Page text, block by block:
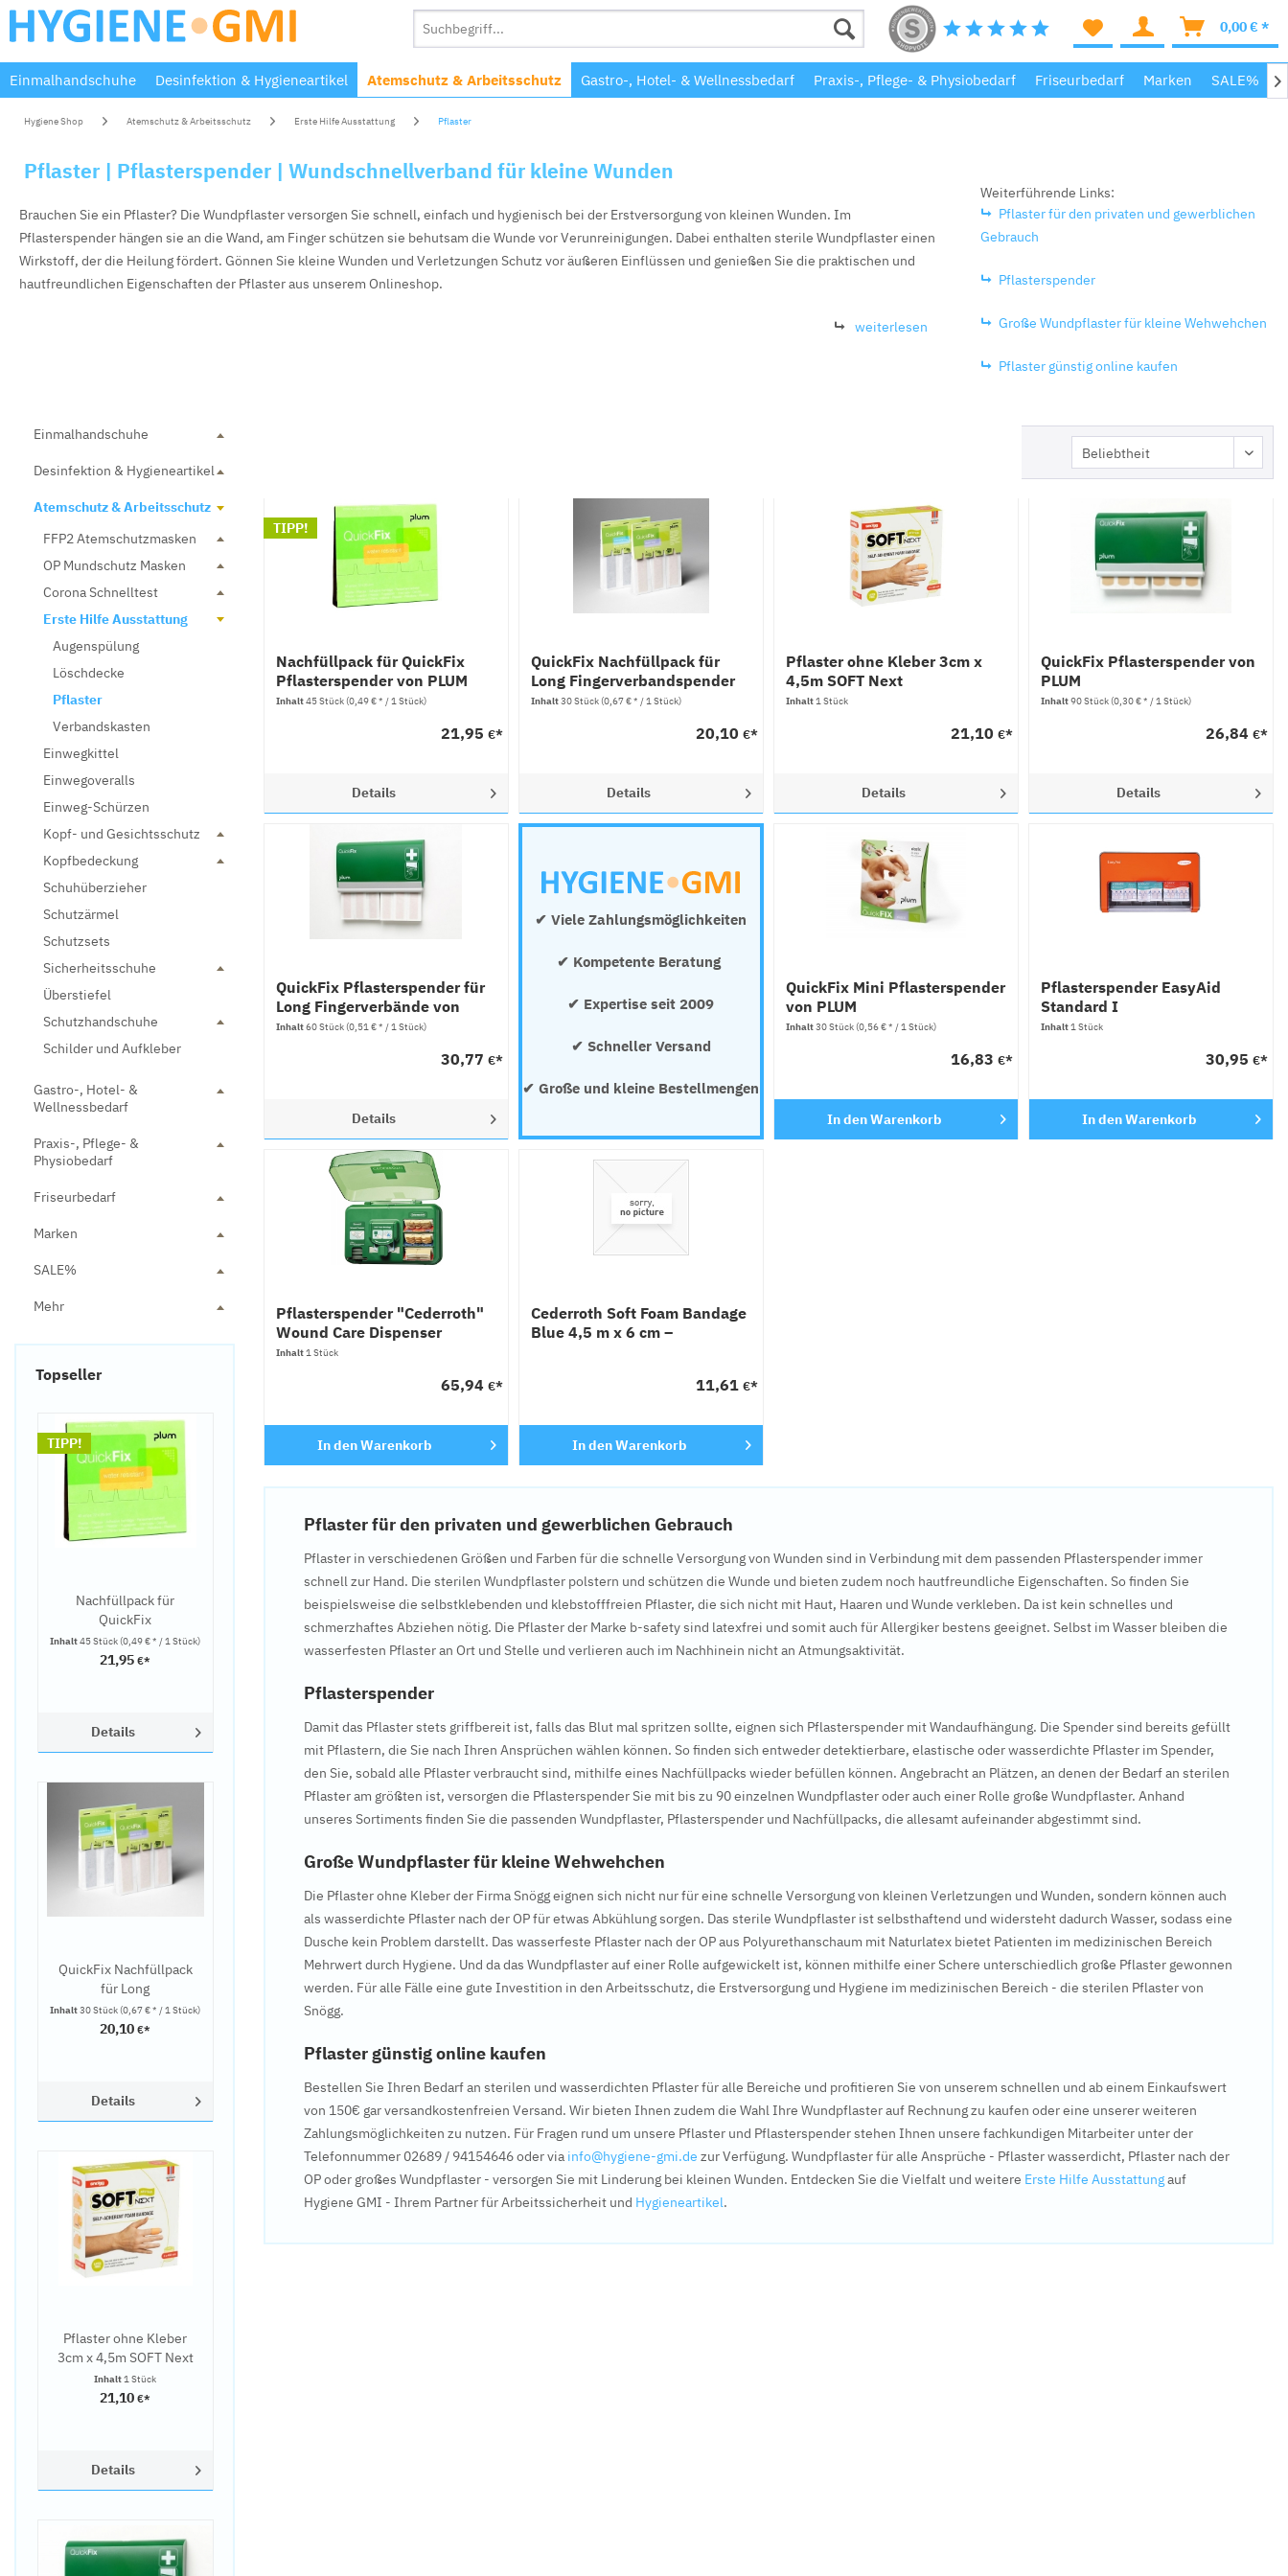
0,00 € *
Einmalhandschuhe Desinfektion & Hygieneartikel Atemschutz & Arbeitsschutz Gastro-, Hotel- & Wellnessbedarf Praxis-, Pflege- & Physiobedarf Friseurbedarf Marken SALE% 
Hygiene Shop Atemschutz & Arbeitsschutz Erste Hilfe Ausstattung Pflaster
Pflaster | Pflasterspender | Wundschnellverband für kleine Wunden
Brauchen Sie ein Pflaster? Die Wundpflaster versorgen Sie schnell, einfach und hygienisch bei der Erstversorgung von kleinen Wunden. Im
Pflasterspender hängen sie an die Wand, am Finger schützen sie behutsam die Wunde vor Verunreinigungen. Dabei enthalten sterile Wundpflaster einen
Wirkstoff, der die Heilung fördert. Gönnen Sie kleine Wunden und Verletzungen Schutz vor äußeren Einflüssen und genießen Sie die praktischen und
hautfreundlichen Eigenschaften der Pflaster aus unserem Onlineshop.
weiterlesen
Weiterführende Links:
Pflaster für den privaten und gewerblichen
Gebrauch
Pflasterspender
Große Wundpflaster für kleine Wehwehchen
Pflaster günstig online kaufen
Einmalhandschuhe
Desinfektion & Hygieneartikel
Atemschutz & Arbeitsschutz
FFP2 Atemschutzmasken
OP Mundschutz Masken
Corona Schnelltest
Erste Hilfe Ausstattung
Augenspülung
Löschdecke
Pflaster
Verbandskasten
Einwegkittel
Einwegoveralls
Einweg-Schürzen
Kopf- und Gesichtsschutz
Kopfbedeckung
Schuhüberzieher
Schutzärmel
Schutzsets
Sicherheitsschuhe
Überstiefel
Schutzhandschuhe
Schilder und Aufkleber
Gastro-, Hotel- &
Wellnessbedarf
Praxis-, Pflege- &
Physiobedarf
Friseurbedarf
Marken
SALE%
Mehr
Topseller
TIPP!
Nachfüllpack für
QuickFix
Pflasterspender von
PLUM
Inhalt45 Stück(0,49 € * / 1 Stück)
21,95€*
Details
QuickFix Nachfüllpack
für Long
Fingerverbandspender
von PLUM
Inhalt30 Stück(0,67 € * / 1 Stück)
20,10€*
Details
Pflaster ohne Kleber
3cm x 4,5m SOFT Next
Inhalt1 Stück
21,10€*
Details
TIPP!
Nachfüllpack für QuickFix
Pflasterspender von PLUM
Inhalt45 Stück(0,49 € * / 1 Stück)
21,95 €*
Details
QuickFix Nachfüllpack für
Long Fingerverbandspender
von PLUM
Inhalt30 Stück(0,67 € * / 1 Stück)
20,10 €*
Details
Pflaster ohne Kleber 3cm x
4,5m SOFT Next
Inhalt1 Stück
21,10 €*
Details
QuickFix Pflasterspender von
PLUM
Inhalt90 Stück(0,30 € * / 1 Stück)
26,84 €*
Details
QuickFix Pflasterspender für
Long Fingerverbände von
PLUM
Inhalt60 Stück(0,51 € * / 1 Stück)
30,77 €*
Details
✔ Viele Zahlungsmöglichkeiten
✔ Kompetente Beratung
✔ Expertise seit 2009
✔ Schneller Versand
✔ Große und kleine Bestellmengen
QuickFix Mini Pflasterspender
von PLUM
Inhalt30 Stück(0,56 € * / 1 Stück)
16,83 €*
In denWarenkorb
Pflasterspender EasyAid
Standard I
Inhalt1 Stück
30,95 €*
In denWarenkorb
Pflasterspender "Cederroth"
Wound Care Dispenser
Inhalt1 Stück
65,94 €*
In denWarenkorb
Cederroth Soft Foam Bandage
Blue 4,5 m x 6 cm –
11,61 €*
In denWarenkorb
Pflaster für den privaten und gewerblichen Gebrauch
Pflaster in verschiedenen Größen und Farben für die schnelle Versorgung von Wunden sind in Verbindung mit dem passenden Pflasterspender immer
schnell zur Hand. Die sterilen Wundpflaster polstern und schützen die Wunde und bieten zudem noch hautfreundliche Eigenschaften. So finden Sie
beispielsweise die selbstklebenden und klebstofffreien Pflaster, die sich nicht mit Haut, Haaren und Wunde verkleben. Da ist kein schnelles und
schmerzhaftes Abziehen nötig. Die Pflaster der Marke b-safety sind latexfrei und somit auch für Allergiker bestens geeignet. Selbst im Wasser bleiben die
wasserfesten Pflaster an Ort und Stelle und verlieren auch im Nachhinein nicht an Atmungsaktivität.
Pflasterspender
Damit das Pflaster stets griffbereit ist, falls das Blut mal spritzen sollte, eignen sich Pflasterspender mit Wandaufhängung. Die Spender sind bereits gefüllt
mit Pflastern, die Sie nach Ihren Ansprüchen wählen können. So finden sich entweder detektierbare, elastische oder wasserdichte Pflaster im Spender,
den Sie, sobald alle Pflaster verbraucht sind, mithilfe eines Nachfüllpacks wieder befüllen können. Angebracht an Plätzen, an denen der Bedarf an sterilen
Pflaster am größten ist, versorgen die Pflasterspender Sie mit bis zu 90 einzelnen Wundpflaster oder auch einer Rolle große Wundpflaster. Anhand
unseres Sortiments finden Sie die passenden Wundpflaster, Pflasterspender und Nachfüllpacks, die allesamt aufeinander abgestimmt sind.
Große Wundpflaster für kleine Wehwehchen
Die Pflaster ohne Kleber der Firma Snögg eignen sich nicht nur für eine schnelle Versorgung von kleinen Verletzungen und Wunden, sondern können auch
als wasserdichte Pflaster nach der OP für etwas Abkühlung sorgen. Das sterile Wundpflaster ist selbsthaftend und widersteht dadurch Wasser, sodass eine
Dusche kein Problem darstellt. Das wasserfeste Pflaster nach der OP aus Polyurethanschaum mit Naturlatex bietet Patienten im medizinischen Bereich
Mehrwert durch Hygiene. Und da das Wundpflaster auf einer Rolle aufgewickelt ist, können mithilfe einer Schere unterschiedlich große Pflaster gewonnen
werden. Für alle Fälle eine gute Investition in den Arbeitsschutz, die Erstversorgung und Hygiene im medizinischen Bereich - die sterilen Pflaster von
Snögg.
Pflaster günstig online kaufen
Bestellen Sie Ihren Bedarf an sterilen und wasserdichten Pflaster für alle Bereiche und profitieren Sie von unserem schnellen und ab einem Einkaufswert
von 150€ gar versandkostenfreien Versand. Wir bieten Ihnen zudem die Wahl Ihre Wundpflaster auf Rechnung zu kaufen oder eine unserer weiteren
Zahlungsmöglichkeiten zu nutzen. Für Fragen rund um unsere Pflaster und Pflasterspender stehen Ihnen unsere fachkundigen Mitarbeiter unter der
Telefonnummer 02689 / 94154646 oder via info@hygiene-gmi.de zur Verfügung. Wundpflaster für alle Ansprüche - Pflaster wasserdicht, Pflaster nach der
OP oder großes Wundpflaster - versorgen Sie mit Linderung bei kleinen Wunden. Entdecken Sie die Vielfalt und weitere Erste Hilfe Ausstattungauf
Hygiene GMI - Ihrem Partner für Arbeitssicherheit und Hygieneartikel.